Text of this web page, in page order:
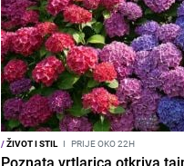
/ŽIVOT I STIL I PRIJE OKO 22H